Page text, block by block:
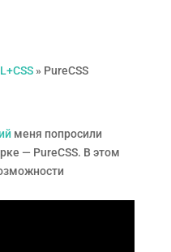
» PureCSS
меня попросили
— PureCSS. В этом